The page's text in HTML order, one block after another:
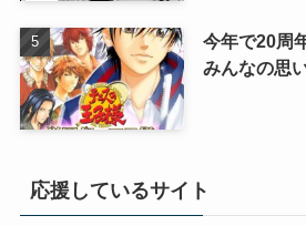
今年で20周
みんなの思
応援しているサイト